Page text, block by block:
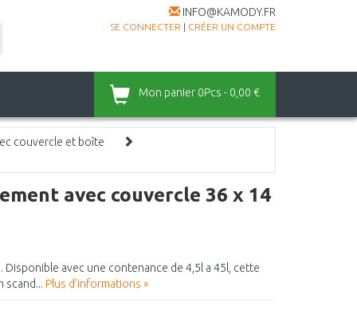
INFO@KAMODY.FR
SE CONNECTER | CRÉER UN COMPTE
Mon panier 0Pcs - 0,00 €
couvercle et boîte
avec couvercle 36 x 14
avec une contenance de 4,5l a 45l, cette
scand... Plus d'informations »